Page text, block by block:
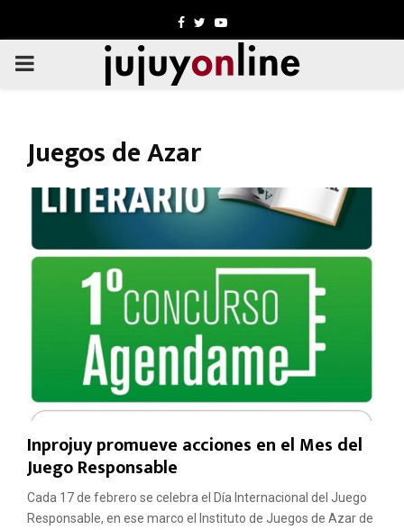
Facebook
TwitterYoutube
PRIMARY
Juegos de Azar
Inprojuy promueve acciones en el Mes del
Juego Responsable
Cada 17 de febrero se celebra el Día Internacional del Juego
Responsable, en ese marco el Instituto de Juegos de Azar de